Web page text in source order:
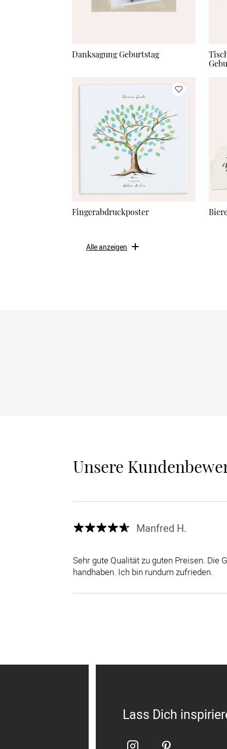
Danksagung Geburtstag
Fingerabdruckposter
Alle anzeigen
Unsere
Manfred H.
Sehr gute Qualität zu guten Preisen. Die
handhaben. Ich bin rundum zufrieden.
Lass Dich